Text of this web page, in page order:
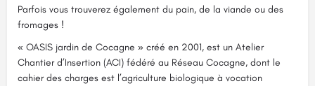
Parfois vous trouverez également du pain, de la viande ou des
fromages !
« OASIS jardin de Cocagne » créé en 2001, est un Atelier
Chantier d’Insertion (ACI) fédéré au Réseau Cocagne, dont le
cahier des charges est l’agriculture biologique à vocation